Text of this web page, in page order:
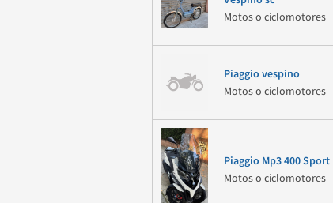
Motos o ciclomotores
Piaggio vespino
Motos o ciclomotores
Piaggio Mp3 400 Sport
Motos o ciclomotores